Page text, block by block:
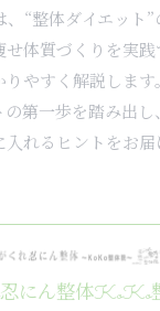
“整体ダイエット”
せ体質づくりを実
やすく解説しま
第一歩を踏み出
れるヒントをお届
にん整体KoKo